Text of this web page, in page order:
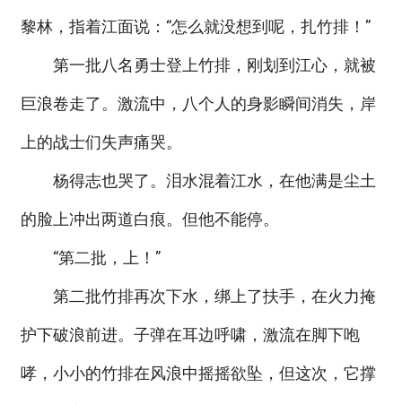
黎林，指着江面说：“怎么就没想到呢，扎竹排！”
第一批八名勇士登上竹排，刚划到江心，就被
巨浪卷走了。激流中，八个人的身影瞬间消失，岸
上的战士们失声痛哭。
杨得志也哭了。泪水混着江水，在他满是尘土
的脸上冲出两道白痕。但他不能停。
“第二批，上！”
第二批竹排再次下水，绑上了扶手，在火力掩
护下破浪前进。子弹在耳边呼啸，激流在脚下咆
哮，小小的竹排在风浪中摇摇欲坠，但这次，它撑